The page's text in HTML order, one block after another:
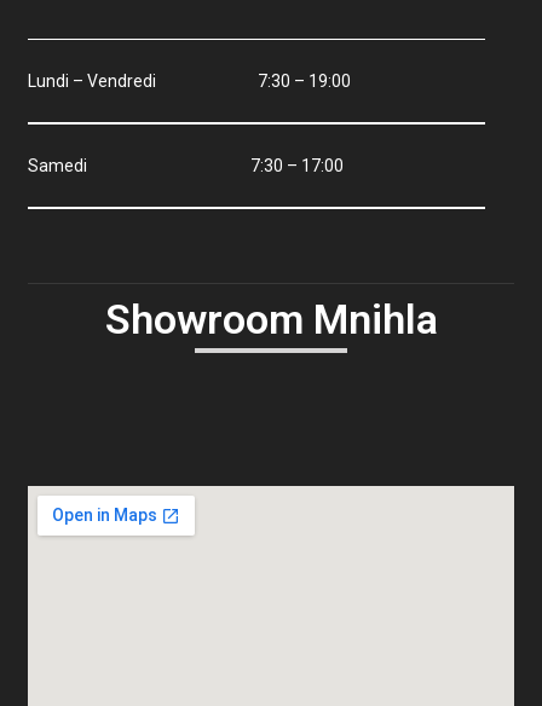
Lundi – Vendredi 7:30 – 19:00
Samedi 7:30 – 17:00
Showroom Mnihla